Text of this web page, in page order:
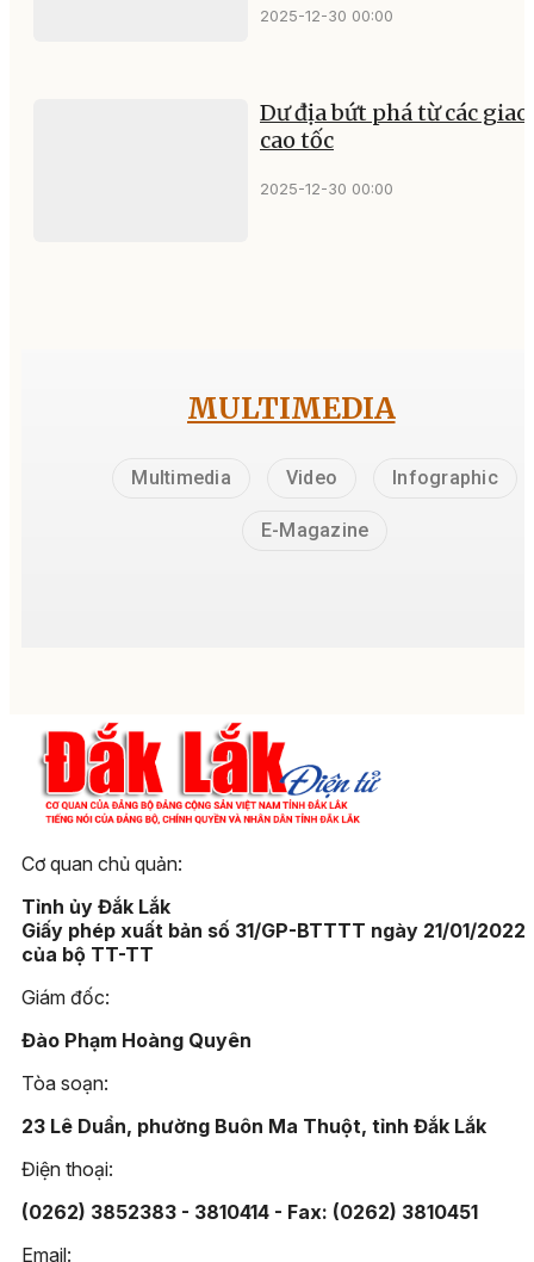
2025-12-30 00:00
Dư địa bứt phá từ các
cao tốc
2025-12-30 00:00
MULTIMEDIA
Multimedia Video Infographic
E-Magazine
Cơ quan chủ quản:
Tỉnh ủy Đắk Lắk
Giấy phép xuất bản số 31/GP-BTTTT ngày 21/01/2022
của bộ TT-TT
Giám đốc:
Đào Phạm Hoàng Quyên
Tòa soạn:
23 Lê Duẩn, phường Buôn Ma Thuột, tỉnh Đắk Lắk
Điện thoại:
(0262) 3852383 - 3810414 - Fax: (0262) 3810451
Email: